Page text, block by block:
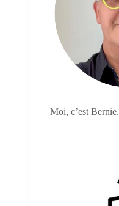
Moi, c’est Bernie.